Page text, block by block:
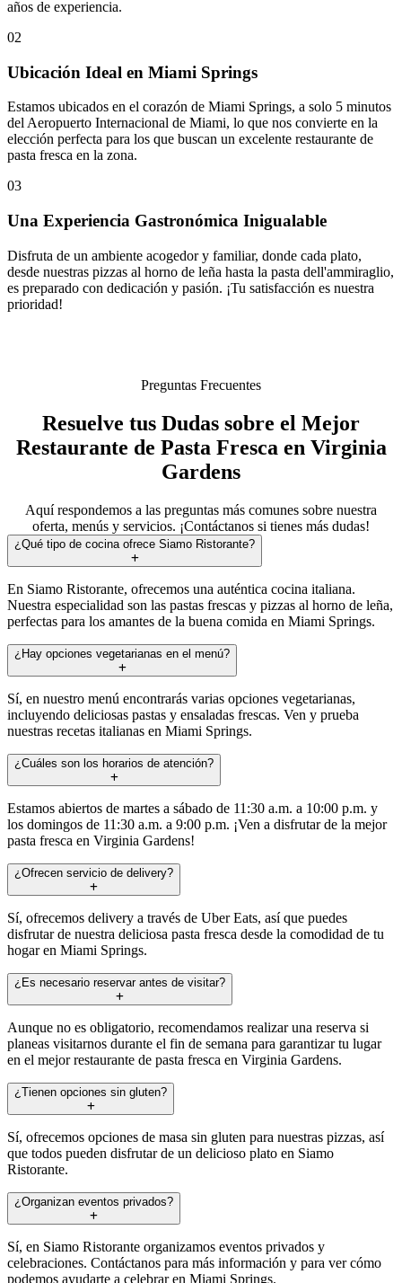
años de experiencia.
02
Ubicación Ideal en Miami Springs
Estamos ubicados en el corazón de Miami Springs, a solo 5 minutos
del Aeropuerto Internacional de Miami, lo que nos convierte en la
elección perfecta para los que buscan un excelente restaurante de
pasta fresca en la zona.
03
Una Experiencia Gastronómica Inigualable
Disfruta de un ambiente acogedor y familiar, donde cada plato,
desde nuestras pizzas al horno de leña hasta la pasta dell'ammiraglio,
es preparado con dedicación y pasión. ¡Tu satisfacción es nuestra
prioridad!
Preguntas Frecuentes
Resuelve tus Dudas sobre el Mejor
Restaurante de Pasta Fresca en Virginia
Gardens
Aquí respondemos a las preguntas más comunes sobre nuestra
oferta, menús y servicios. ¡Contáctanos si tienes más dudas!
¿Qué tipo de cocina ofrece Siamo Ristorante?
En Siamo Ristorante, ofrecemos una auténtica cocina italiana.
Nuestra especialidad son las pastas frescas y pizzas al horno de leña,
perfectas para los amantes de la buena comida en Miami Springs.
¿Hay opciones vegetarianas en el menú?
Sí, en nuestro menú encontrarás varias opciones vegetarianas,
incluyendo deliciosas pastas y ensaladas frescas. Ven y prueba
nuestras recetas italianas en Miami Springs.
¿Cuáles son los horarios de atención?
Estamos abiertos de martes a sábado de 11:30 a.m. a 10:00 p.m. y
los domingos de 11:30 a.m. a 9:00 p.m. ¡Ven a disfrutar de la mejor
pasta fresca en Virginia Gardens!
¿Ofrecen servicio de delivery?
Sí, ofrecemos delivery a través de Uber Eats, así que puedes
disfrutar de nuestra deliciosa pasta fresca desde la comodidad de tu
hogar en Miami Springs.
¿Es necesario reservar antes de visitar?
Aunque no es obligatorio, recomendamos realizar una reserva si
planeas visitarnos durante el fin de semana para garantizar tu lugar
en el mejor restaurante de pasta fresca en Virginia Gardens.
¿Tienen opciones sin gluten?
Sí, ofrecemos opciones de masa sin gluten para nuestras pizzas, así
que todos pueden disfrutar de un delicioso plato en Siamo
Ristorante.
¿Organizan eventos privados?
Sí, en Siamo Ristorante organizamos eventos privados y
celebraciones. Contáctanos para más información y para ver cómo
podemos ayudarte a celebrar en Miami Springs.